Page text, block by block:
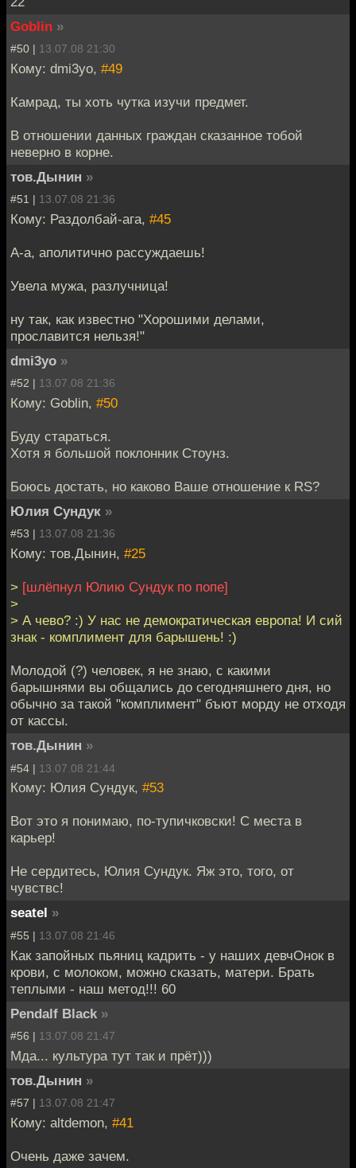
Goblin »
#50 | 13.07.08 21:30
Кому: dmi3yo, #49
Камрад, ты хоть чутка изучи предмет.
В отношении данных граждан сказанное тобой
неверно в корне.
тов.Дынин »
#51 | 13.07.08 21:36
Кому: Раздолбай-ага, #45
А-а, аполитично рассуждаешь!
Увела мужа, разлучница!
ну так, как известно "Хорошими делами,
прославится нельзя!"
dmi3yo »
#52 | 13.07.08 21:36
Кому: Goblin, #50
Буду стараться.
Хотя я большой поклонник Стоунз.
Боюсь достать, но каково Ваше отношение к RS?
Юлия Сундук »
#53 | 13.07.08 21:36
Кому: тов.Дынин, #25
> [шлёпнул Юлию Сундук по попе]
>
> А чево? :) У нас не демократическая европа! И сий
знак - комплимент для барышень! :)
Молодой (?) человек, я не знаю, с какими
барышнями вы общались до сегодняшнего дня, но
обычно за такой "комплимент" бъют морду не отходя
от кассы.
тов.Дынин »
#54 | 13.07.08 21:44
Кому: Юлия Сундук, #53
Вот это я понимаю, по-тупичковски! С места в
карьер!
Не сердитесь, Юлия Сундук. Яж это, того, от
чувствс!
seatel »
#55 | 13.07.08 21:46
Как запойных пьяниц кадрить - у наших девчОнок в
крови, с молоком, можно сказать, матери. Брать
теплыми - наш метод!!! 60
Pendalf Black »
#56 | 13.07.08 21:47
Мда... культура тут так и прёт)))
тов.Дынин »
#57 | 13.07.08 21:47
Кому: altdemon, #41
Очень даже зачем.